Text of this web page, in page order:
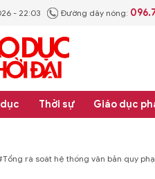
- 22:03 Đường dây nóng:
Thời sự Giáo dục
rà soát hệ thống văn bản quy